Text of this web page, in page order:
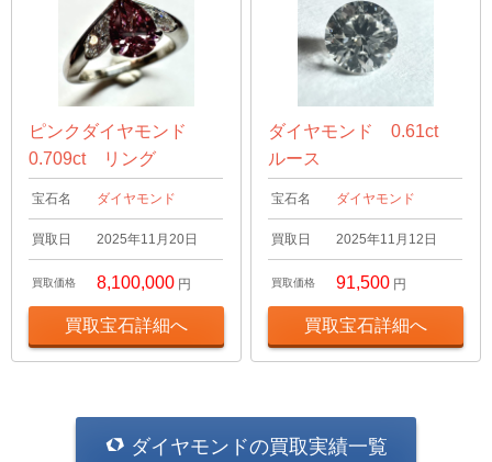
ピンクダイヤモンド
0.709ct リング
宝石名 ダイヤモンド
買取日 2025年11月20日
買取価格 8,100,000 円
買取宝石詳細へ
ダイヤモンド 0.61ct
ルース
宝石名 ダイヤモンド
買取日 2025年11月12日
買取価格 91,500 円
買取宝石詳細へ
ダイヤモンドの買取実績一覧